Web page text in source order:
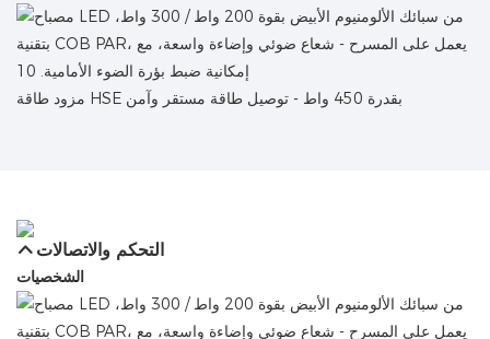
مزود طاقة HSE بقدرة 450 واط - توصيل طاقة مستقر وآمن
التحكم والاتصالات
الشخصيات